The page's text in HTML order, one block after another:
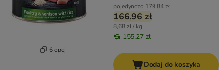
6 opcji
pojedynczo 179,84 zł
166,96 zł
8,68 zł / kg
155,27 zł
Dodaj do koszyka